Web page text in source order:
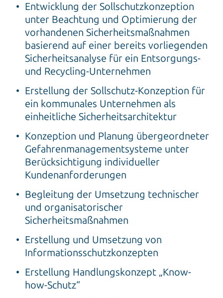
Entwicklung der Sollschutzkonzeption
unter Beachtung und Optimierung der
vorhandenen Sicherheitsmaßnahmen
basierend auf einer bereits vorliegenden
Sicherheitsanalyse für ein Entsorgungs-
und Recycling-Unternehmen
Erstellung der Sollschutz-Konzeption für
ein kommunales Unternehmen als
einheitliche Sicherheitsarchitektur
Konzeption und Planung übergeordneter
Gefahrenmanagementsysteme unter
Berücksichtigung individueller
Kundenanforderungen
Begleitung der Umsetzung technischer
und organisatorischer
Sicherheitsmaßnahmen
Erstellung und Umsetzung von
Informationsschutzkonzepten
Erstellung Handlungskonzept „Know-
how-Schutz“